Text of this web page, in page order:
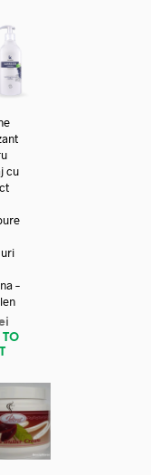
cu
–
TO